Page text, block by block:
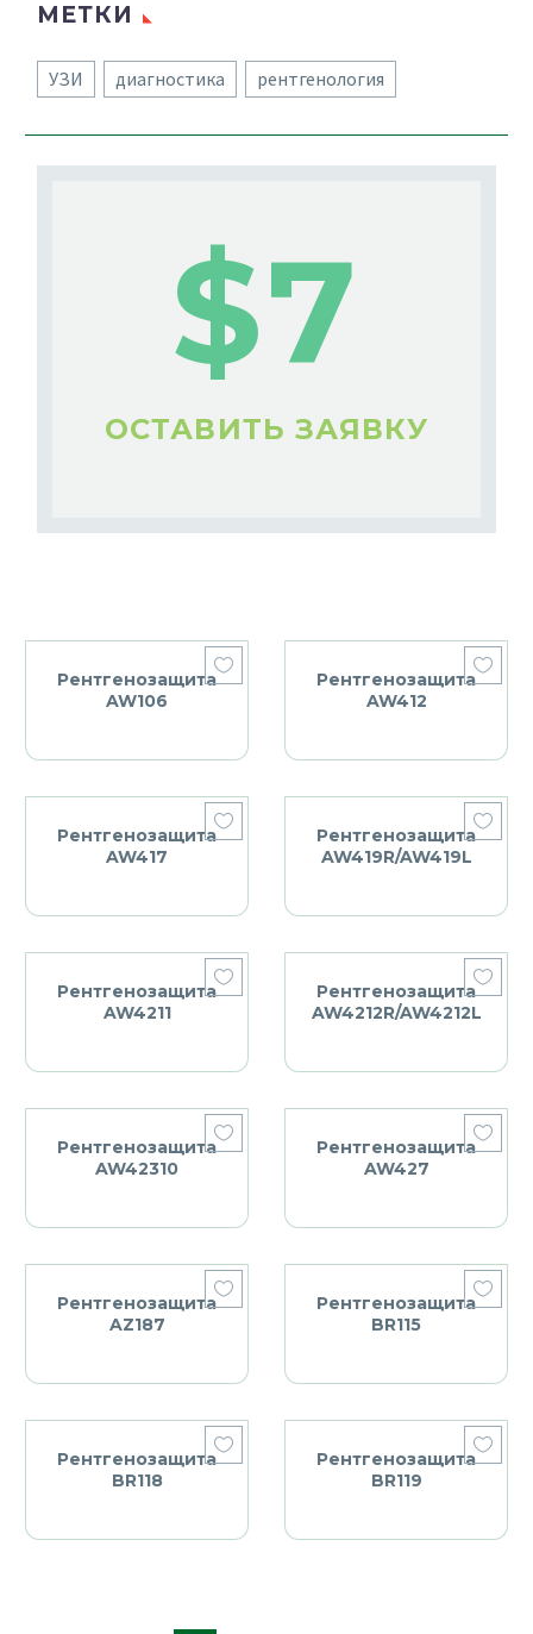
МЕТКИ
УЗИ диагностика рентгенология
$7
ОСТАВИТЬ ЗАЯВКУ
Рентгенозащита
AW106
Рентгенозащита
AW412
Рентгенозащита
AW417
Рентгенозащита
AW419R/AW419L
Рентгенозащита
AW4211
Рентгенозащита
AW4212R/AW4212L
Рентгенозащита
AW42310
Рентгенозащита
AW427
Рентгенозащита
AZ187
Рентгенозащита
BR115
Рентгенозащита
BR118
Рентгенозащита
BR119